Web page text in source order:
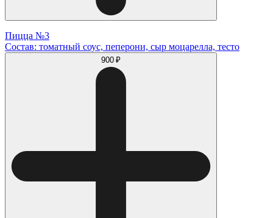
Пицца №3
Состав: томатный соус, пеперони, сыр моцарелла, тесто
900 ₽